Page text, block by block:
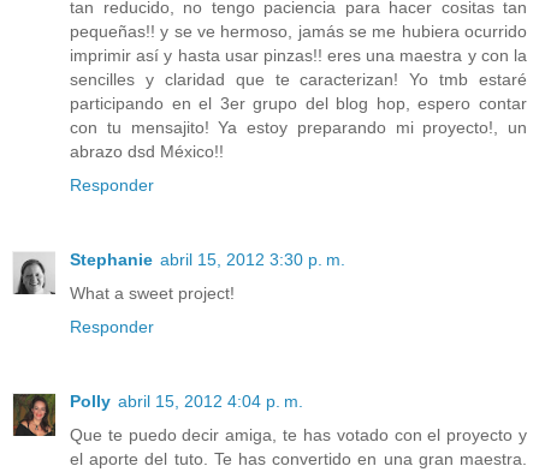
tan reducido, no tengo paciencia para hacer cositas tan
pequeñas!! y se ve hermoso, jamás se me hubiera ocurrido
imprimir así y hasta usar pinzas!! eres una maestra y con la
sencilles y claridad que te caracterizan! Yo tmb estaré
participando en el 3er grupo del blog hop, espero contar
con tu mensajito! Ya estoy preparando mi proyecto!, un
abrazo dsd México!!
Responder
Stephanie abril 15, 2012 3:30 p. m.
What a sweet project!
Responder
Polly abril 15, 2012 4:04 p. m.
Que te puedo decir amiga, te has votado con el proyecto y
el aporte del tuto. Te has convertido en una gran maestra.